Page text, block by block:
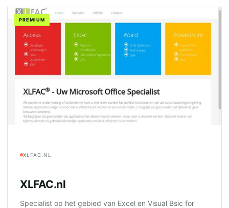
PREMIUM
XLFAC.NL
XLFAC.nl
Specialist op het gebied van Excel en Visual Bsic for